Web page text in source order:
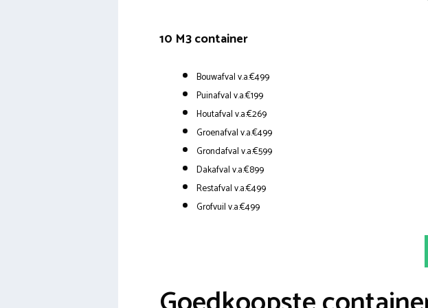
10 M3 container
Bouwafval v.a.€499
Puinafval v.a.€199
Houtafval v.a.€269
Groenafval v.a.€499
Grondafval v.a.€599
Dakafval v.a.€899
Restafval v.a.€499
Grofvuil v.a.€499